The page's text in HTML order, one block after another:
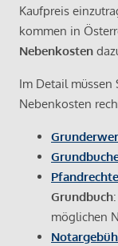
Kaufpreis
kommen in
Nebenkosten
Im Detail
Nebenkosten
Grundbuch
möglichen